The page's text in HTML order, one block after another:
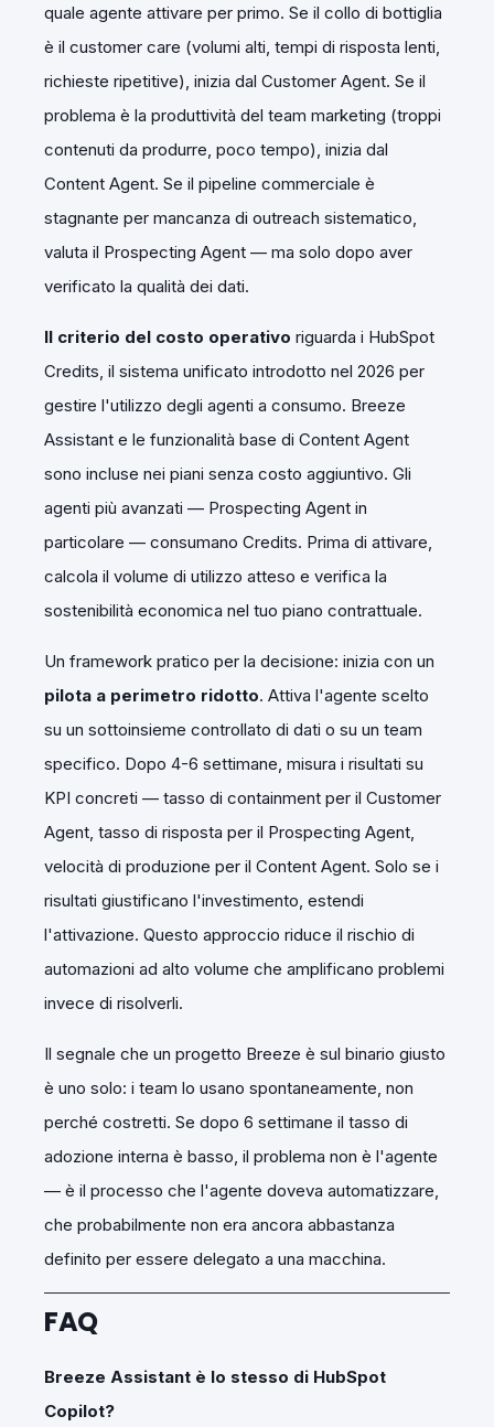
quale agente attivare per primo. Se il collo di bottiglia
è il customer care (volumi alti, tempi di risposta lenti,
richieste ripetitive), inizia dal Customer Agent. Se il
problema è la produttività del team marketing (troppi
contenuti da produrre, poco tempo), inizia dal
Content Agent. Se il pipeline commerciale è
stagnante per mancanza di outreach sistematico,
valuta il Prospecting Agent — ma solo dopo aver
verificato la qualità dei dati.
Il criterio del costo operativo riguarda i HubSpot
Credits, il sistema unificato introdotto nel 2026 per
gestire l'utilizzo degli agenti a consumo. Breeze
Assistant e le funzionalità base di Content Agent
sono incluse nei piani senza costo aggiuntivo. Gli
agenti più avanzati — Prospecting Agent in
particolare — consumano Credits. Prima di attivare,
calcola il volume di utilizzo atteso e verifica la
sostenibilità economica nel tuo piano contrattuale.
Un framework pratico per la decisione: inizia con un
pilota a perimetro ridotto. Attiva l'agente scelto
su un sottoinsieme controllato di dati o su un team
specifico. Dopo 4-6 settimane, misura i risultati su
KPI concreti — tasso di containment per il Customer
Agent, tasso di risposta per il Prospecting Agent,
velocità di produzione per il Content Agent. Solo se i
risultati giustificano l'investimento, estendi
l'attivazione. Questo approccio riduce il rischio di
automazioni ad alto volume che amplificano problemi
invece di risolverli.
Il segnale che un progetto Breeze è sul binario giusto
è uno solo: i team lo usano spontaneamente, non
perché costretti. Se dopo 6 settimane il tasso di
adozione interna è basso, il problema non è l'agente
— è il processo che l'agente doveva automatizzare,
che probabilmente non era ancora abbastanza
definito per essere delegato a una macchina.
FAQ
Breeze Assistant è lo stesso di HubSpot
Copilot?